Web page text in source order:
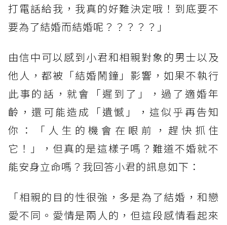
打電話給我，我真的好難決定哦！到底要不
要為了結婚而結婚呢？？？？？」
由信中可以感到小君和相親對象的男士以及
他人，都被「結婚鬧鐘」影響，如果不執行
此事的話，就會「遲到了」，過了適婚年
齡，還可能造成「遺憾」，這似乎再告知
你：「人生的機會在眼前，趕快抓住
它！」，但真的是這樣子嗎？難道不婚就不
能安身立命嗎？我回答小君的訊息如下：
「相親的目的性很強，多是為了結婚，和戀
愛不同。愛情是兩人的，但這段感情看起來